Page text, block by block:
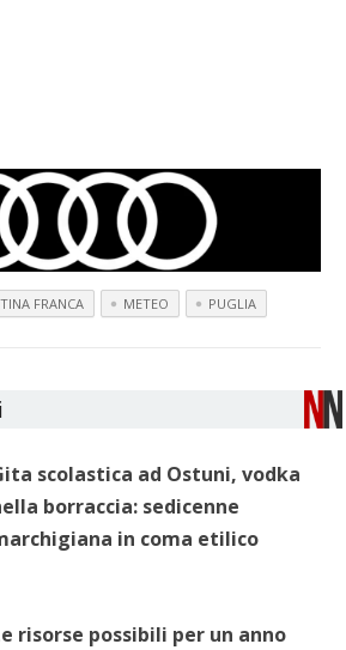
FRANCA METEO PUGLIA
scolastica ad Ostuni, vodka
borraccia: sedicenne
in coma etilico
risorse possibili per un anno